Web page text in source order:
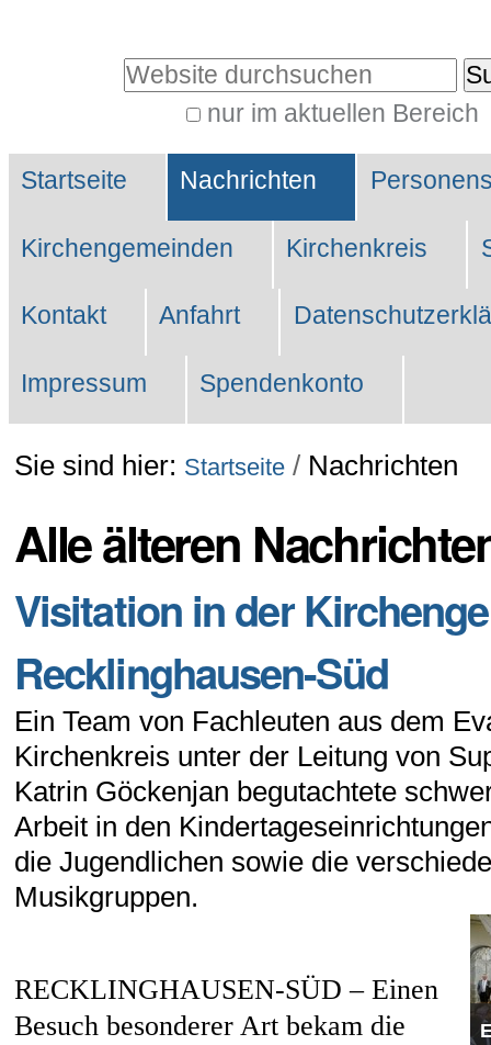
Direkt
zur
Navigation
Website durchsuchen
nur im aktuellen Bereich
Suche…
Sektionen
Startseite Nachrichten
Kirchengemeinden Kirchenkreis
Kontakt Anfahrt
Impressum Spendenkonto
Sie sind hier: Startseite / Nachrichten
Alle älteren
Visitation in der
Recklinghausen-Süd
Ein Team von Fachleuten aus dem
Kirchenkreis unter der Leitung von
Katrin Göckenjan begutachtete
Arbeit in den
die Jugendlichen sowie die
Musikgruppen.
RECKLINGHAUSEN-SÜD – Einen
Besuch besonderer Art bekam die